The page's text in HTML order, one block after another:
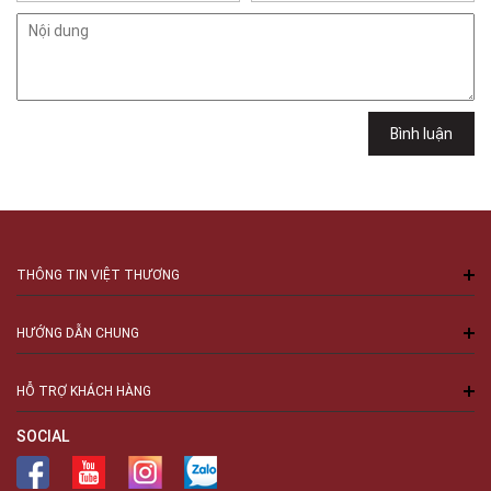
Gian hàng G9-10 TTTM Discovery Complex, số 302 Cầu Giấy, Phường
Cầu Giấy, Hà Nội , Cầu Giấy , Hà Nội
Bình luận
THÔNG TIN VIỆT THƯƠNG
HƯỚNG DẪN CHUNG
HỖ TRỢ KHÁCH HÀNG
SOCIAL